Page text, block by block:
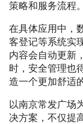
策略和服务流程。
在具体应用中，
客登记等系统实
内容会自动更新
时，安全管理也
造一个更加舒适
以南京常发广场
决方案，不仅提